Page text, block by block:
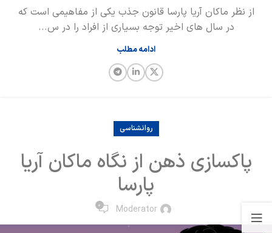
از نظر ماکان آریا پارسا قانون جذب یکی از مفاهیمی است که
در سال های اخیر توجه بسیاری از افراد را در س...
ادامه مطلب
روانشناسی
پاکسازی ذهن از نگاه ماکان آریا
پارسا
Moderator
0